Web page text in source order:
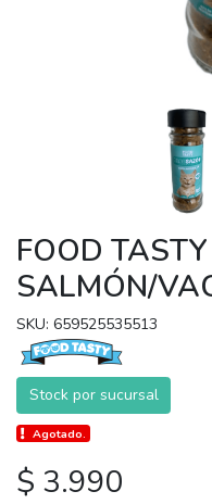
FOOD
SALMÓN/
SKU: 659525535513
Stock por sucursal
Agotado.
$ 3.990